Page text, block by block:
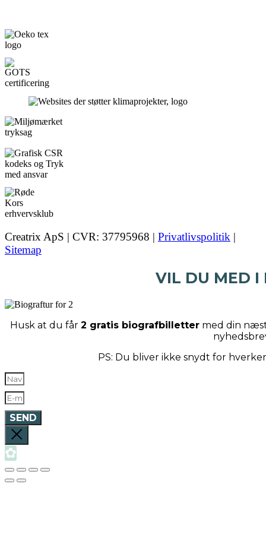
Creatrix ApS | CVR: 37795968 | Privatlivspolitik |
Sitemap
VIL DU MED I
Husk at du får 2 gratis biografbillettermed din
PS: Du bliver ikke snydt for
SEND
✿